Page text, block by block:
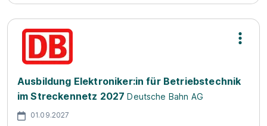
Ausbildung Elektroniker:in für Betriebstechnik
im Streckennetz 2027 Deutsche Bahn AG
01.09.2027